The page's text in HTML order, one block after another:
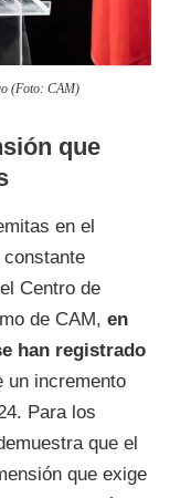
(Foto: CAM)
que
en el
Centro de
de CAM, en
han registrado
un incremento
Para los
que el
que exige